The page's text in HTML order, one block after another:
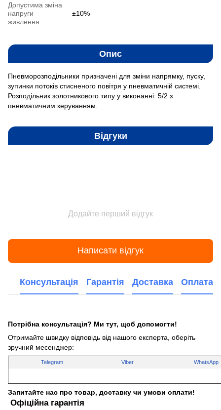
Допустима зміна
напруги
живлення
±10%
Опис
Пневморозподільники призначені для зміни напрямку, пуску,
зупинки потоків стисненого повітря у пневматичній системі.
Розподільник золотникового типу у виконанні: 5/2 з
пневматичним керуванням.
Відгуки
Додайте перший відгук
Написати відгук
Консультація Гарантія Доставка Оплата
Потрібна консультація? Ми тут, щоб допомогти!
Отримайте швидку відповідь від нашого експерта, оберіть
зручний месенджер:
Telegram Viber WhatsApp
Запитайте нас про товар, доставку чи умови оплати!
Офіційна гарантія